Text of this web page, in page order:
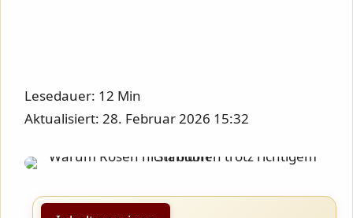
Lesedauer: 12 Min
Aktualisiert: 28. Februar 2026 15:32